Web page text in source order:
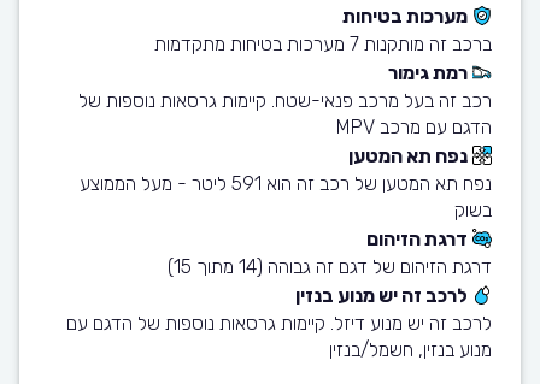
מערכות בטיחות
ברכב זה מותקנות 7 מערכות בטיחות מתקדמות
רמת גימור
רכב זה בעל מרכב פנאי-שטח. קיימות גרסאות נוספות של
הדגם עם מרכב MPV
נפח תא המטען
נפח תא המטען של רכב זה הוא 591 ליטר - מעל הממוצע
בשוק
דרגת הזיהום
דרגת הזיהום של דגם זה גבוהה (14 מתוך 15)
לרכב זה יש מנוע בנזין
לרכב זה יש מנוע דיזל. קיימות גרסאות נוספות של הדגם עם
מנוע בנזין, חשמל/בנזין